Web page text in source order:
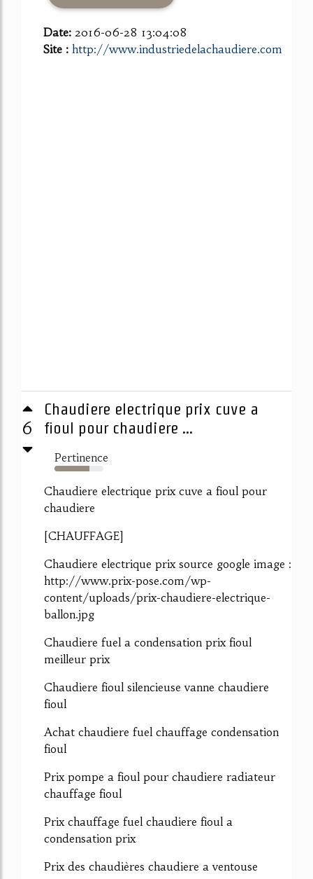
Date: 2016-06-28 13:04:08
Site : http://www.industriedelachaudiere.com
6
Chaudiere electrique prix cuve a
fioul pour chaudiere ...
Pertinence
71%
Chaudiere electrique prix cuve a fioul pour
chaudiere
[CHAUFFAGE]
Chaudiere electrique prix source google image :
http://www.prix-pose.com/wp-
content/uploads/prix-chaudiere-electrique-
ballon.jpg
Chaudiere fuel a condensation prix fioul
meilleur prix
Chaudiere fioul silencieuse vanne chaudiere
fioul
Achat chaudiere fuel chauffage condensation
fioul
Prix pompe a fioul pour chaudiere radiateur
chauffage fioul
Prix chauffage fuel chaudiere fioul a
condensation prix
Prix des chaudières chaudiere a ventouse